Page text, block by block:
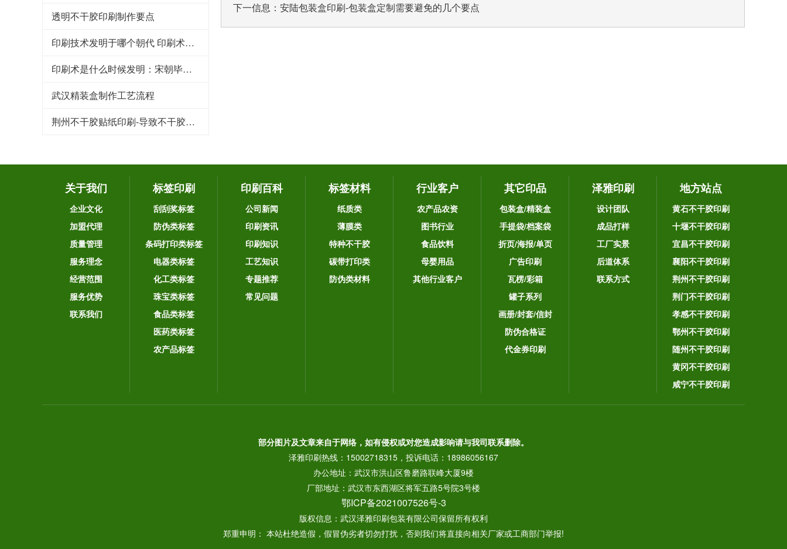
透明不干胶印刷制作要点
印刷技术发明于哪个朝代 印刷术是哪个朝代发明的
印刷术是什么时候发明：宋朝毕昇发明（利于文化传承）
武汉精装盒制作工艺流程
荆州不干胶贴纸印刷-导致不干胶标签粘性下降的原因
下一信息： 安陆包装盒印刷-包装盒定制需要避免的几个要点
关于我们
企业文化
加盟代理
质量管理
服务理念
经营范围
服务优势
联系我们
标签印刷
刮刮奖标签
防伪类标签
条码打印类标签
电器类标签
化工类标签
珠宝类标签
食品类标签
医药类标签
农产品标签
印刷百科
公司新闻
印刷资讯
印刷知识
工艺知识
专题推荐
常见问题
标签材料
纸质类
薄膜类
特种不干胶
碳带打印类
防伪类材料
行业客户
农产品农资
图书行业
食品饮料
母婴用品
其他行业客户
其它印品
包装盒/精装盒
手提袋/档案袋
折页/海报/单页
广告印刷
瓦楞/彩箱
罐子系列
画册/封套/信封
防伪合格证
代金券印刷
泽雅印刷
设计团队
成品打样
工厂实景
后道体系
联系方式
地方站点
黄石不干胶印刷
十堰不干胶印刷
宜昌不干胶印刷
襄阳不干胶印刷
荆州不干胶印刷
荆门不干胶印刷
孝感不干胶印刷
鄂州不干胶印刷
随州不干胶印刷
黄冈不干胶印刷
咸宁不干胶印刷
部分图片及文章来自于网络，如有侵权或对您造成影响请与我司联系删除。
泽雅印刷热线：15002718315，投诉电话：18986056167
办公地址：武汉市洪山区鲁磨路联峰大厦9楼
厂部地址：武汉市东西湖区将军五路5号院3号楼
鄂ICP备2021007526号-3
版权信息：武汉泽雅印刷包装有限公司保留所有权利
郑重申明： 本站杜绝造假，假冒伪劣者切勿打扰，否则我们将直接向相关厂家或工商部门举报!